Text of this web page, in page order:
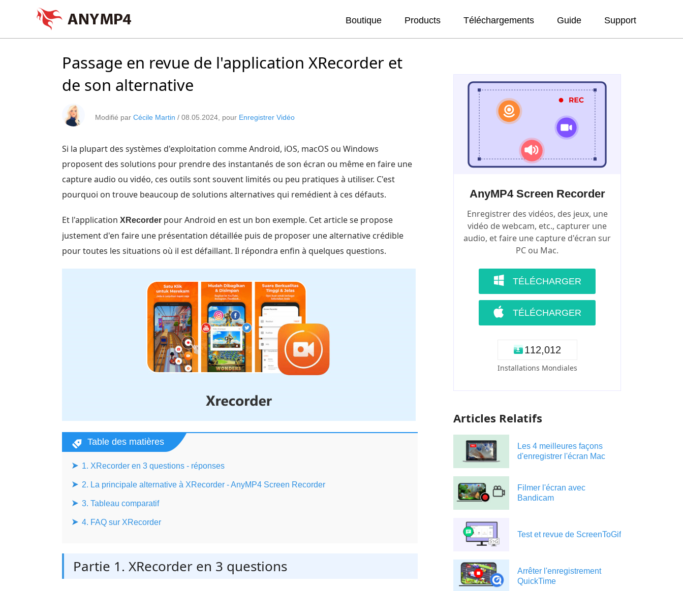
Boutique Products Téléchargements Guide Support
Passage en revue de l'application XRecorder et
de son alternative
Modifié par Cécile Martin / 08.05.2024 , pour Enregistrer Vidéo
Si la plupart des systèmes d'exploitation comme Android, iOS, macOS ou Windows
proposent des solutions pour prendre des instantanés de son écran ou même en faire une
capture audio ou vidéo, ces outils sont souvent limités ou peu pratiques à utiliser. C'est
pourquoi on trouve beaucoup de solutions alternatives qui remédient à ces défauts.
Et l'application XRecorder pour Android en est un bon exemple. Cet article se propose
justement d'en faire une présentation détaillée puis de proposer une alternative crédible
pour toutes les situations où il est défaillant. Il répondra enfin à quelques questions.
Table des matières
1. XRecorder en 3 questions - réponses
2. La principale alternative à XRecorder - AnyMP4 Screen Recorder
3. Tableau comparatif
4. FAQ sur XRecorder
Partie 1. XRecorder en 3 questions
AnyMP4 Screen Recorder
Enregistrer des vidéos, des jeux, une
vidéo de webcam, etc., capturer une
audio, et faire une capture d'écran sur
PC ou Mac.
TÉLÉCHARGER
TÉLÉCHARGER
112,012
Installations Mondiales
Articles Relatifs
Les 4 meilleures façons
d'enregistrer l'écran Mac
Filmer l'écran avec
Bandicam
Test et revue de ScreenToGif
Arrêter l'enregistrement
QuickTime